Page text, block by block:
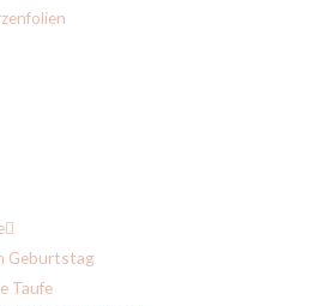
Geburtstag
Taufe